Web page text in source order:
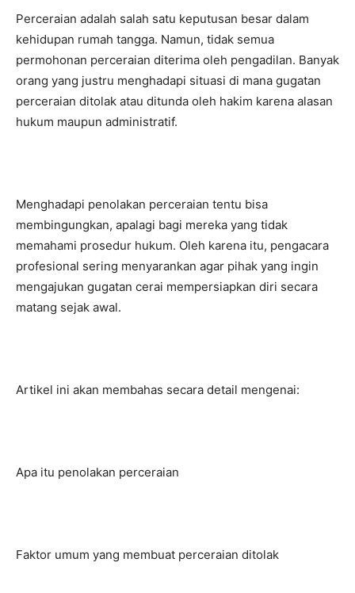
Perceraian adalah salah satu keputusan besar dalam
kehidupan rumah tangga. Namun, tidak semua
permohonan perceraian diterima oleh pengadilan. Banyak
orang yang justru menghadapi situasi di mana gugatan
perceraian ditolak atau ditunda oleh hakim karena alasan
hukum maupun administratif.
Menghadapi penolakan perceraian tentu bisa
membingungkan, apalagi bagi mereka yang tidak
memahami prosedur hukum. Oleh karena itu, pengacara
profesional sering menyarankan agar pihak yang ingin
mengajukan gugatan cerai mempersiapkan diri secara
matang sejak awal.
Artikel ini akan membahas secara detail mengenai:
Apa itu penolakan perceraian
Faktor umum yang membuat perceraian ditolak